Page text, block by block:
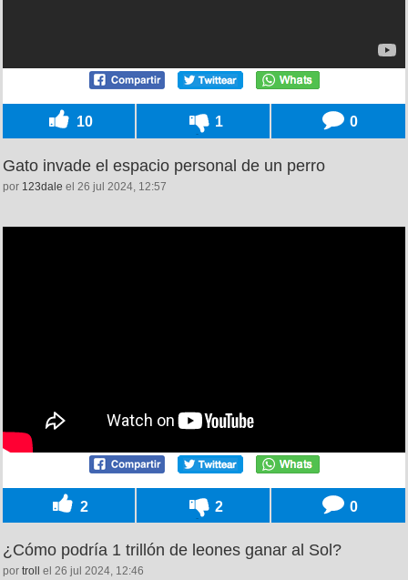
10 1 0
Gato invade el espacio personal de un perro
por 123dale el 26 jul 2024, 12:57
2 2 0
¿Cómo podría 1 trillón de leones ganar al Sol?
por troll el 26 jul 2024, 12:46